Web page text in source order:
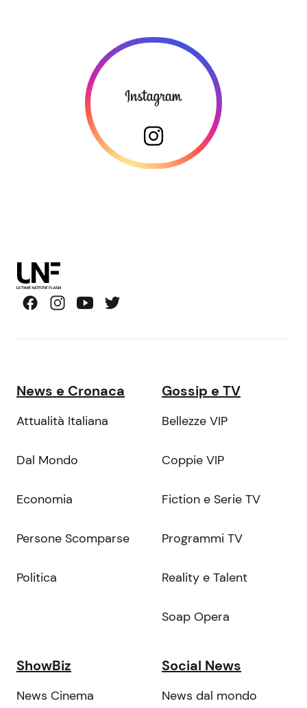
News e Cronaca
Attualità Italiana
Dal Mondo
Economia
Persone Scomparse
Politica
Gossip e TV
Bellezze VIP
Coppie VIP
Fiction e Serie TV
Programmi TV
Reality e Talent
Soap Opera
ShowBiz
News Cinema
Social News
News dal mondo